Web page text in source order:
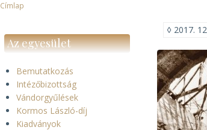
Morzsa
Címlap
Az egyesület
Bemutatkozás
Intézőbizottság
Vándorgyűlések
Kormos László-díj
Kiadványok
◊ 2017.